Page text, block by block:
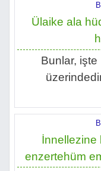
Ülaike ala
Bunlar,
İnnellezine
enzertehüm